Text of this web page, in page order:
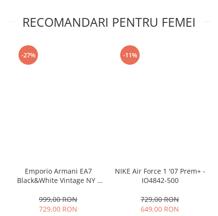
RECOMANDARI PENTRU FEMEI
-27%
Emporio Armani EA7
Black&White Vintage NY -
999,00 RON
729,00 RON
-11%
NIKE Air Force 1 '07 Prem+ -
IO4842-500
729,00 RON
649,00 RON